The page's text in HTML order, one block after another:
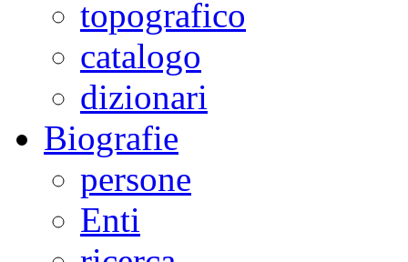
topografico
catalogo
dizionari
Biografie
persone
Enti